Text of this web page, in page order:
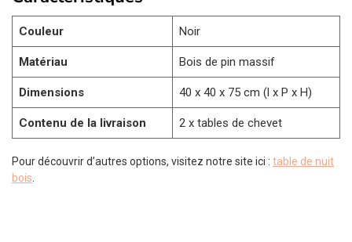
Couleur Noir
Matériau Bois de pin massif
Dimensions 40 x 40 x 75 cm (l x P x H)
Contenu de la livraison 2 x tables de chevet
Pour découvrir d’autres options, visitez notre site ici : table de nuit
bois